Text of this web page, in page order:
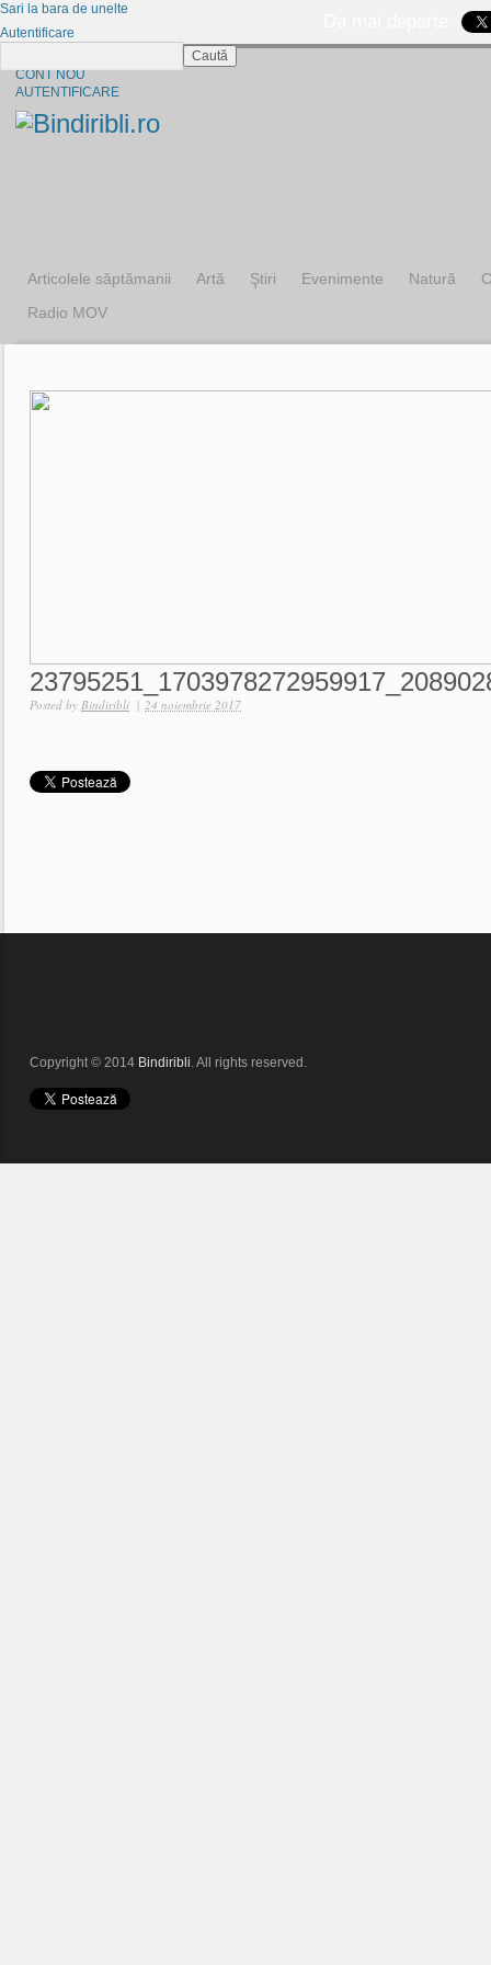
CONT NOU
AUTENTIFICARE
Articolele săptămanii Artă Ştiri Evenimente Natură
Radio MOV
Posted by Bindiribli | 24 noiembrie 2017
Copyright © 2014 Bindiribli. All rights reserved.
Sari la bara de unelte
Autentificare
Caută